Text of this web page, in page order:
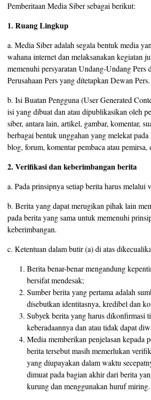
Pemberitaan Media Siber sebagai berikut:
1. Ruang Lingkup
a. Media Siber adalah segala bentuk media
wahana internet dan melaksanakan kegiatan
memenuhi persyaratan Undang-Undang Pers
Perusahaan Pers yang dítetapkan Dewan Pers.
b. Isi Buatan Pengguna (User Generated
isi yang díbuat dan atau dípublikasikan oleh
siber, antara lain, artikel, gambar, komentar,
berbagai bentuk unggahan yang melekat pada
blog, forum, komentar pembaca atau pemirsa,
2. Verifikasi dan keberimbangan berita
a. Pada prinsipnya setiap berita harus melalui
b. Berita yang dapat merugikan pihak lain
pada berita yang sama untuk memenuhi
keberimbangan.
c. Ketentuan dalam butir (a) di atas
Berita benar-benar mengandung
bersifat mendesak;
Sumber berita yang pertama adalah
dísebutkan identitasnya, kredibel dan
Subyek berita yang harus díkonfirmasi
keberadaannya dan atau tidak dapat
Media memberikan penjelasan kepada
berita tersebut masih memerlukan
yang díupayakan dalam waktu
dimuat pada bagian akhir dari berita
kurung dan menggunakan huruf miring.